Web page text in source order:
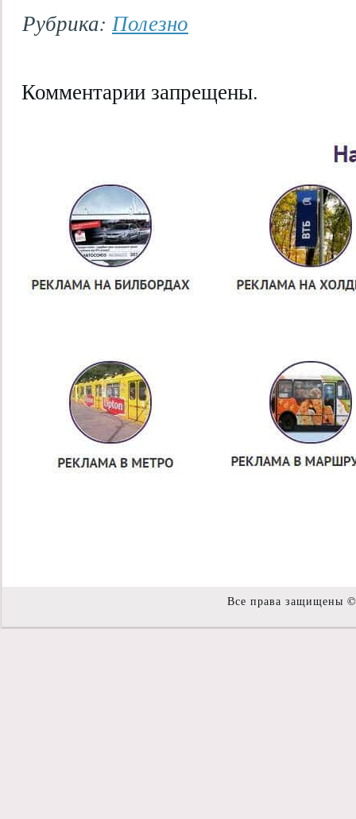
Рубрика:Полезно
Комментарии запрещены.
Все права защищены